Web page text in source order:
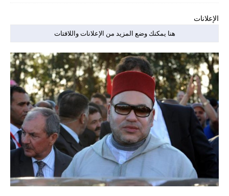
الإعلانات
هنا يمكنك وضع المزيد من الإعلانات واللافتات